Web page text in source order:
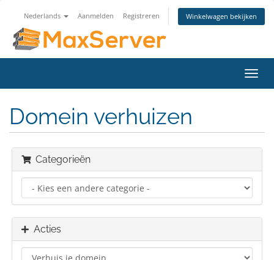
Nederlands Aanmelden Registreren Winkelwagen bekijken
in-/
Domein verhuizen
Categorieën
Acties